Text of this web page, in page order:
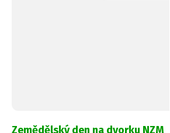
Zemědělský den na dvorku NZM